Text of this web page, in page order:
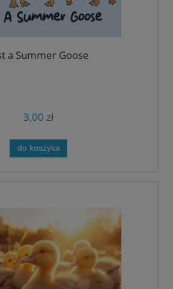
a Summer Goose
3,00 zł
do koszyka